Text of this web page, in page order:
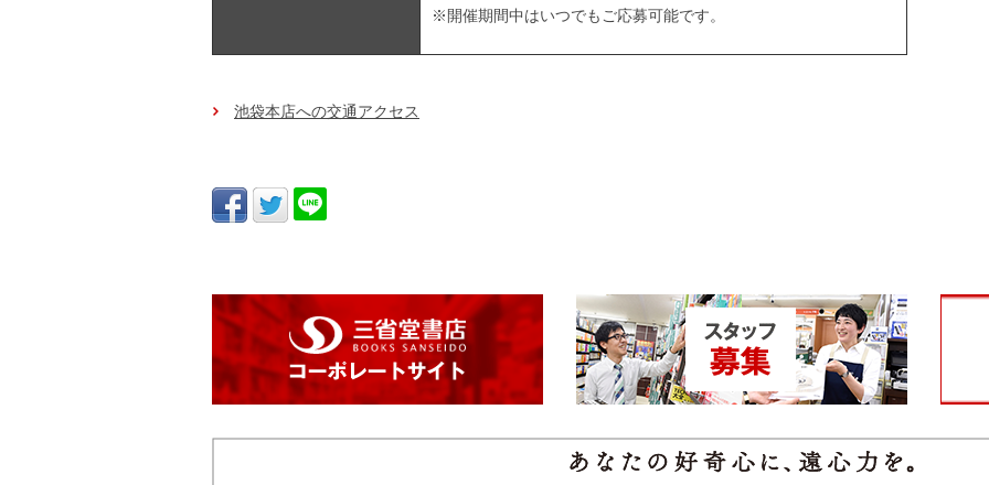
※開催期間中はいつでもご応募可能です。
池袋本店への交通アクセス